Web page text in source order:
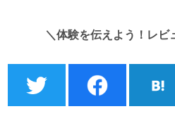
＼体験を伝えよう！レビ